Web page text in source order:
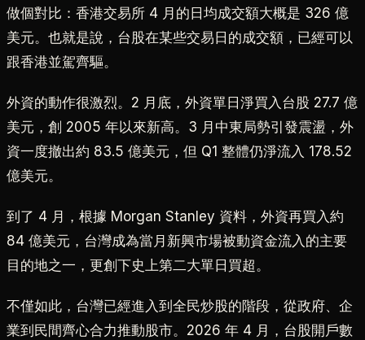
做個對比：香港交易所 4 月的日均成交額大概是 326 億
美元。也就是說，台股在某些交易日的成交額，已經可以
跟香港並駕齊驅。
外資的動作很激烈。2 月底，外資單日淨買入台股 27.7 億
美元，創 2005 年以來新高。3 月中東局勢引發震盪，外
資一度撤出約 83.5 億美元，但 Q1 整體仍淨流入 178.52
億美元。
到了 4 月，根據 Morgan Stanley 資料，外資再買入約
84 億美元，台灣成為當月新興市場被動資金流入的主要
目的地之一，更創下史上第二大單日買超。
不僅如此，台灣已經進入到全民炒股的階段，從政府、企
業到民間齊心合力推動股市。2026 年 4 月，台股開戶數